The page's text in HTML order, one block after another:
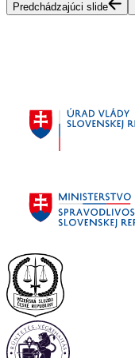
Predchádzajúci slide